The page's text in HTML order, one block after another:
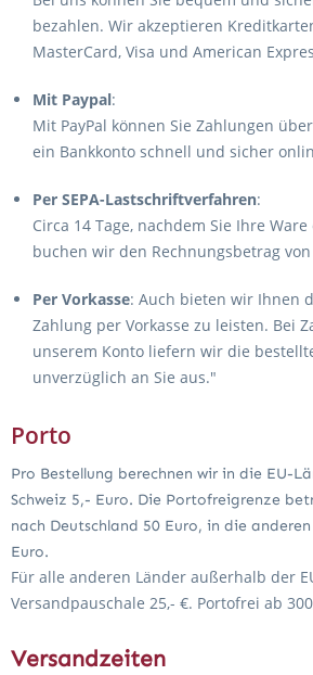
bezahlen. Wir akzeptieren
MasterCard, Visa und American
Mit Paypal:
Mit PayPal können Sie Zahlungen
ein Bankkonto schnell und sicher
Per SEPA-Lastschriftverfahren:
Circa 14 Tage, nachdem Sie Ihre
buchen wir den Rechnungsbetrag
Per Vorkasse: Auch bieten wir Ihnen
Zahlung per Vorkasse zu leisten. Bei
unserem Konto liefern wir die
unverzüglich an Sie aus."
Porto
Pro Bestellung berechnen wir in die EU-
Schweiz 5,- Euro. Die Portofreigrenze
nach Deutschland 50 Euro, in die
Euro.
Für alle anderen Länder außerhalb der
Versandpauschale 25,- €. Portofrei ab
Versandzeiten